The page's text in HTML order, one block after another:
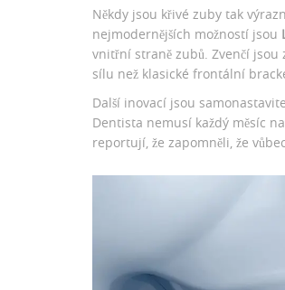
Někdy jsou křivé zuby tak
nejmodernějších možností jsou
vnitřní straně zubů. Zvenčí jsou
sílu než klasické frontální
Další inovací jsou
Dentista nemusí každý měsíc
reportují, že zapomněli, že